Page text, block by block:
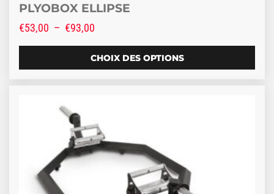
PLYOBOX ELLIPSE
€53,00 – €93,00
CHOIX DES OPTIONS
Ce produit a plusieurs variations. Les options